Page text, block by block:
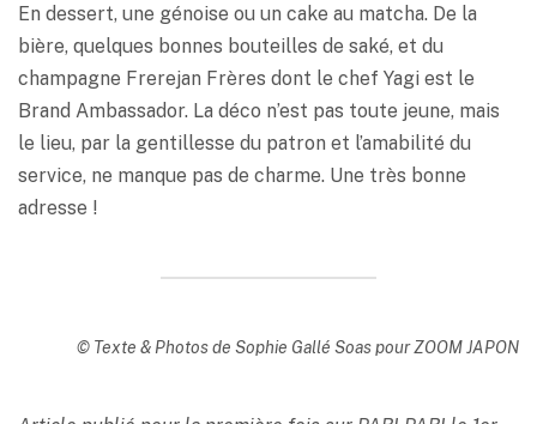
En dessert, une génoise ou un cake au matcha. De la
bière, quelques bonnes bouteilles de saké, et du
champagne Frerejan Frères dont le chef Yagi est le
Brand Ambassador. La déco n’est pas toute jeune, mais
le lieu, par la gentillesse du patron et l’amabilité du
service, ne manque pas de charme. Une très bonne
adresse !
© Texte & Photos de Sophie Gallé Soas pour ZOOM JAPON